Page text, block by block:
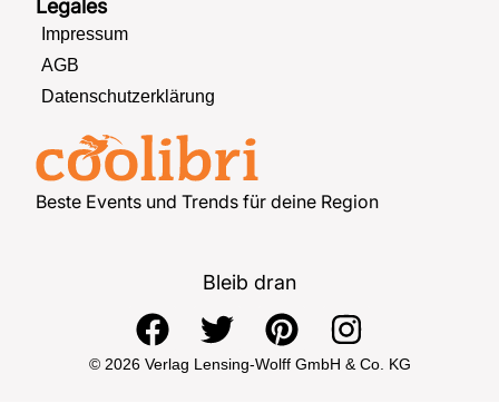
Beste Events und Trends für deine Region
Legales
Impressum
AGB
Datenschutzerklärung
Bleib dran
F
a
c
T
w
i
P
i
n
I
n
s
© 2026 Verlag Lensing-Wolff GmbH & Co. KG